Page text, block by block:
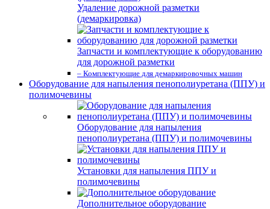
Удаление дорожной разметки
(демаркировка)
Запчасти и комплектующие к оборудованию
для дорожной разметки
– Комплектующие для демаркировочных машин
Оборудование для напыления пенополиуретана (ППУ) и
полимочевины
Оборудование для напыления
пенополиуретана (ППУ) и полимочевины
Установки для напыления ППУ и
полимочевины
Дополнительное оборудование